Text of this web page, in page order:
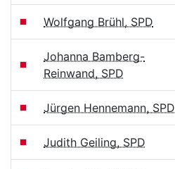
Wolfgang Brühl, SPD
Johanna Bamberg-
Reinwand, SPD
Jürgen Hennemann, SPD
Judith Geiling, SPD